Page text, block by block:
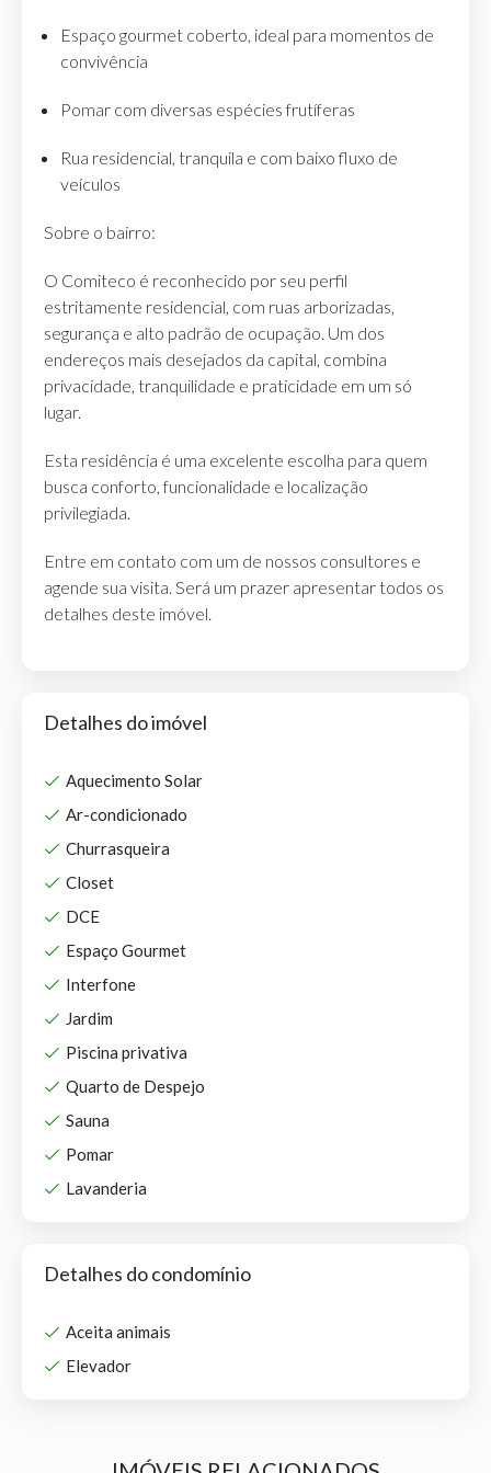
Espaço gourmet coberto, ideal para momentos de
convivência
Pomar com diversas espécies frutíferas
Rua residencial, tranquila e com baixo fluxo de
veículos
Sobre o bairro:
O Comiteco é reconhecido por seu perfil
estritamente residencial, com ruas arborizadas,
segurança e alto padrão de ocupação. Um dos
endereços mais desejados da capital, combina
privacidade, tranquilidade e praticidade em um só
lugar.
Esta residência é uma excelente escolha para quem
busca conforto, funcionalidade e localização
privilegiada.
Entre em contato com um de nossos consultores e
agende sua visita. Será um prazer apresentar todos os
detalhes deste imóvel.
Detalhes do imóvel
Aquecimento Solar
Ar-condicionado
Churrasqueira
Closet
DCE
Espaço Gourmet
Interfone
Jardim
Piscina privativa
Quarto de Despejo
Sauna
Pomar
Lavanderia
Detalhes do condomínio
Aceita animais
Elevador